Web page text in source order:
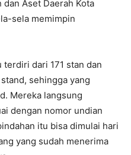
dan Aset Daerah Kota
sela memimpin
dari 171 stan dan
sehingga yang
Mereka langsung
dengan nomor undian
itu bisa dimulai hari
yang sudah menerima